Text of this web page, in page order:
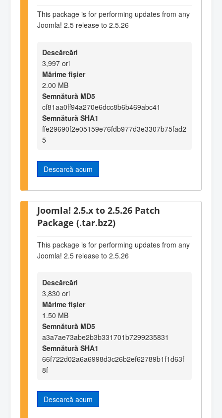
This package is for performing updates from any
Joomla! 2.5 release to 2.5.26
Descărcări
3,997 ori
Mărime fișier
2.00 MB
Semnătură MD5
cf81aa0ff94a270e6dcc8b6b469abc41
Semnătură SHA1
ffe29690f2e05159e76fdb977d3e3307b75fad2
5
Descarcă acum
Joomla! 2.5.x to 2.5.26 Patch
Package (.tar.bz2)
This package is for performing updates from any
Joomla! 2.5 release to 2.5.26
Descărcări
3,830 ori
Mărime fișier
1.50 MB
Semnătură MD5
a3a7ae73abe2b3b331701b7299235831
Semnătură SHA1
66f722d02a6a6998d3c26b2ef62789b1f1d63f
8f
Descarcă acum